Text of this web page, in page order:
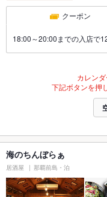
クーポン
18:00～20:00までの入店で
カレン
下記ボタンを押
海のちんぼらぁ
居酒屋 那覇前島・泊